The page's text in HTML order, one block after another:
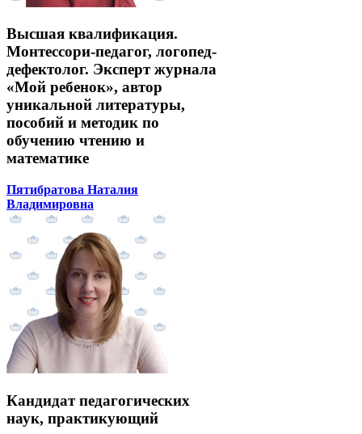
Высшая квалификация.
Монтессори-педагог, логопед-
дефектолог. Эксперт журнала
«Мой ребенок», автор
уникальной литературы,
пособий и методик по
обучению чтению и
математике
Пятибратова Наталия
Владимировна
Кандидат педагогических
наук, практикующий